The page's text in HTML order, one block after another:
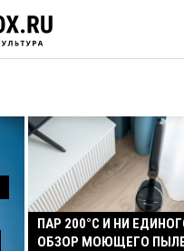
ПАР 200°C И НИ
ОБЗОР МОЮЩЕГО